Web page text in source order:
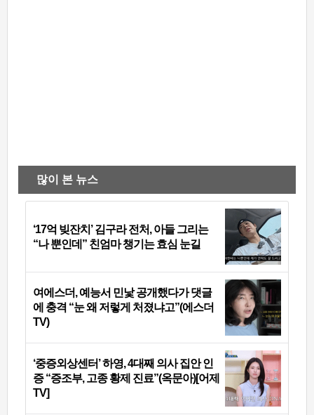
많이 본 뉴스
‘17억 빚잔치’ 김구라 전처, 아들 그리는
“나 뿐인데” 친엄마 챙기는 효심 눈길
여에스더, 예능서 민낯 공개했다가 댓글
에 충격 “눈 왜 저렇게 처졌냐고”(에스더
TV)
‘중증외상센터’ 하영, 4대째 의사 집안 인
증 “증조부, 고종 황제 진료”(옥문아)[어제
TV]